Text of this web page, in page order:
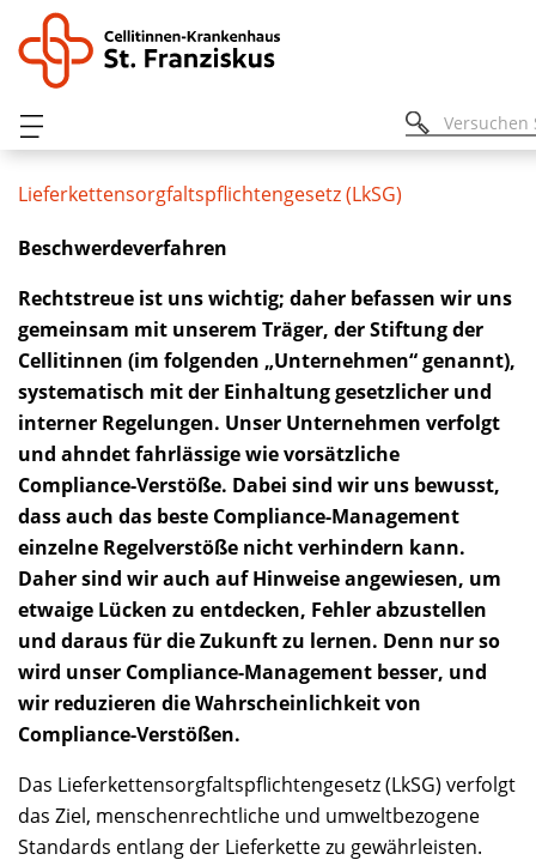
Lieferkettensorgfaltspflichtengesetz (LkSG)
Beschwerdeverfahren
Rechtstreue ist uns wichtig; daher befassen wir uns
gemeinsam mit unserem Träger, der Stiftung der
Cellitinnen (im folgenden „Unternehmen“ genannt),
systematisch mit der Einhaltung gesetzlicher und
interner Regelungen. Unser Unternehmen verfolgt
und ahndet fahrlässige wie vorsätzliche
Compliance-Verstöße. Dabei sind wir uns bewusst,
dass auch das beste Compliance-Management
einzelne Regelverstöße nicht verhindern kann.
Daher sind wir auch auf Hinweise angewiesen, um
etwaige Lücken zu entdecken, Fehler abzustellen
und daraus für die Zukunft zu lernen. Denn nur so
wird unser Compliance-Management besser, und
wir reduzieren die Wahrscheinlichkeit von
Compliance-Verstößen.
Das Lieferkettensorgfaltspflichtengesetz (LkSG) verfolgt
das Ziel, menschenrechtliche und umweltbezogene
Standards entlang der Lieferkette zu gewährleisten.